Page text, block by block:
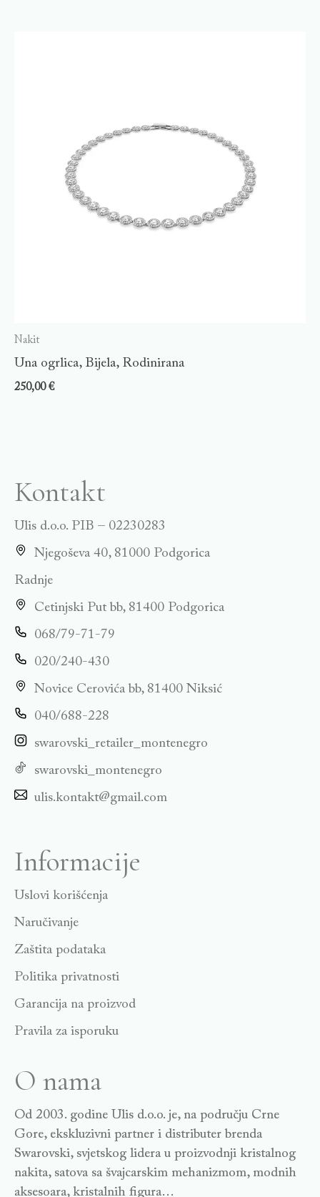
Nakit
Una ogrlica, Bijela, Rodinirana
250,00€
Kontakt
Ulis d.o.o. PIB – 02230283
Njegoševa 40, 81000 Podgorica
Radnje
Cetinjski Put bb, 81400 Podgorica
068/79-71-79
020/240-430
Novice Cerovića bb, 81400 Niksić
040/688-228
swarovski_retailer_montenegro
swarovski_montenegro
ulis.kontakt@gmail.com
Informacije
Uslovi korišćenja
Naručivanje
Zaštita podataka
Politika privatnosti
Garancija na proizvod
Pravila za isporuku
O nama
Od 2003. godine Ulis d.o.o. je, na području Crne
Gore, ekskluzivni partner i distributer brenda
Swarovski, svjetskog lidera u proizvodnji kristalnog
nakita, satova sa švajcarskim mehanizmom, modnih
aksesoara, kristalnih figura…